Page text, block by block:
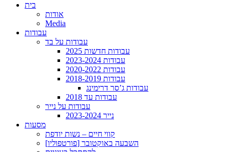
בית
אודות
Media
עבודות
עבודות על בד
עבודות חדשות 2025
עבודות 2023-2024
עבודות 2020-2022
עבודות 2018-2019
עבודות ג’סר דרימינג
עבודות עד 2018
עבודות על נייר
נייר 2023-2024
מסעות
קווי חיים – נשות יודפת
[פורטפוליו] השבעה באוקטובר